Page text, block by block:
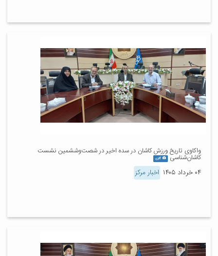
واکاوی تاریخ ورزش کاشان در سده اخیر در شصت‌وششمین نشست
کاشان‌شناسی گالری
۰۴ خرداد ۱۴۰۵ اخبار مرکز